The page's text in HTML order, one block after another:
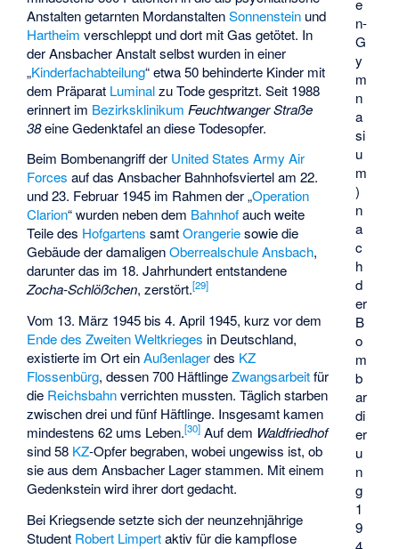
e
n-
G
y
m
n
a
si
u
m
)
n
a
c
h
d
er
B
o
m
b
ar
di
er
u
n
g
1
9
Anstalten getarnten MordanstaltenSonnenstein und
Hartheim verschleppt und dort mit Gas getötet. In
der Ansbacher Anstalt selbst wurden in einer
„Kinderfachabteilung“ etwa 50 behinderte Kinder mit
dem Präparat Luminalzu Tode gespritzt. Seit 1988
erinnert im Bezirksklinikum Feuchtwanger Straße
38eine Gedenktafel an diese Todesopfer.
Beim Bombenangriff der United States Army Air
Forces auf das Ansbacher Bahnhofsviertel am 22.
und 23. Februar 1945 im Rahmen der „Operation
Clarion“ wurden neben dem Bahnhofauch weite
Teile des Hofgartens samtOrangeriesowie die
Gebäude der damaligenOberrealschule Ansbach,
darunter das im 18. Jahrhundert entstandene
Zocha-Schlößchen, zerstört.[29]
Vom 13. März 1945 bis 4. April 1945, kurz vor dem
Ende des Zweiten Weltkrieges in Deutschland,
existierte im Ort einAußenlagerdes KZ
Flossenbürg, dessen 700 HäftlingeZwangsarbeitfür
die Reichsbahnverrichten mussten. Täglich starben
zwischen drei und fünf Häftlinge. Insgesamt kamen
mindestens 62 ums Leben.[30] Auf dem Waldfriedhof
sind 58 KZ-Opfer begraben, wobei ungewiss ist, ob
sie aus dem Ansbacher Lager stammen. Mit einem
Gedenkstein wird ihrer dort gedacht.
Bei Kriegsende setzte sich der neunzehnjährige
Student Robert Limpertaktiv für die kampflose